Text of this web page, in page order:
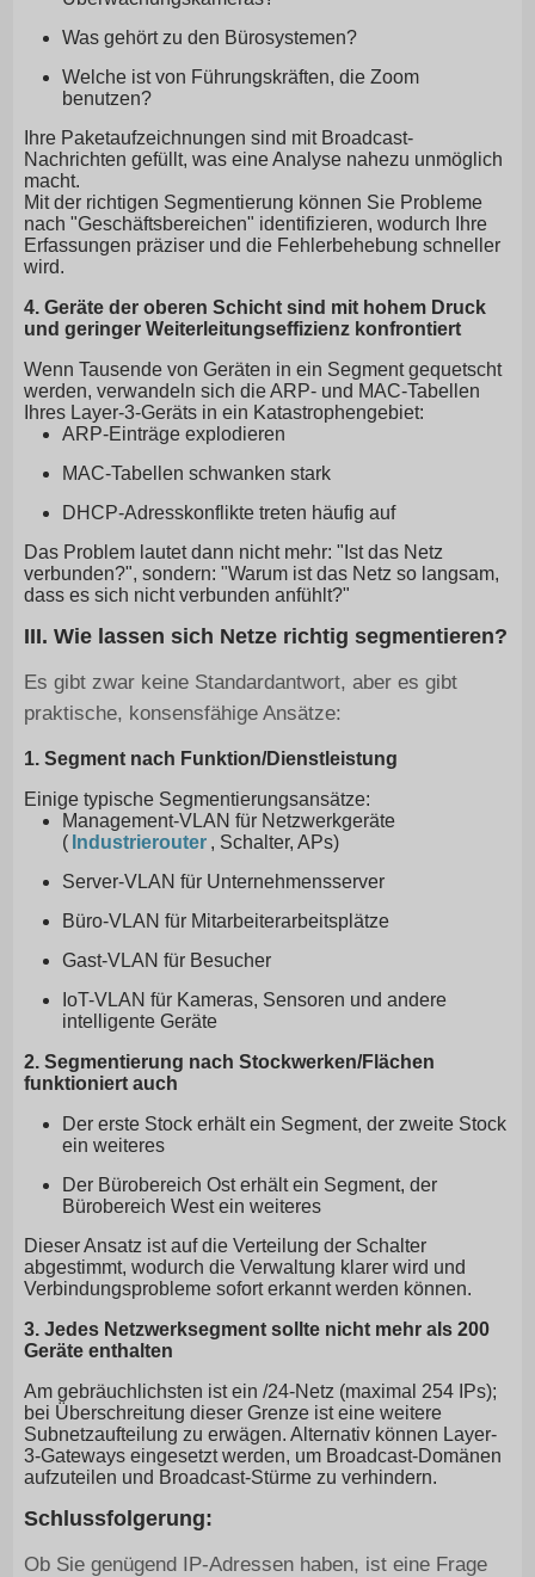
Was gehört zu den Bürosystemen?
Welche ist von Führungskräften, die Zoom
benutzen?
Ihre Paketaufzeichnungen sind mit Broadcast-
Nachrichten gefüllt, was eine Analyse nahezu unmöglich
macht.
Mit der richtigen Segmentierung können Sie Probleme
nach "Geschäftsbereichen" identifizieren, wodurch Ihre
Erfassungen präziser und die Fehlerbehebung schneller
wird.
4. Geräte der oberen Schicht sind mit hohem Druck
und geringer Weiterleitungseffizienz konfrontiert
Wenn Tausende von Geräten in ein Segment gequetscht
werden, verwandeln sich die ARP- und MAC-Tabellen
Ihres Layer-3-Geräts in ein Katastrophengebiet:
ARP-Einträge explodieren
MAC-Tabellen schwanken stark
DHCP-Adresskonflikte treten häufig auf
Das Problem lautet dann nicht mehr: "Ist das Netz
verbunden?", sondern: "Warum ist das Netz so langsam,
dass es sich nicht verbunden anfühlt?"
III. Wie lassen sich Netze richtig segmentieren?
Es gibt zwar keine Standardantwort, aber es gibt
praktische, konsensfähige Ansätze:
1. Segment nach Funktion/Dienstleistung
Einige typische Segmentierungsansätze:
Management-VLAN für Netzwerkgeräte
( Industrierouter , Schalter, APs)
Server-VLAN für Unternehmensserver
Büro-VLAN für Mitarbeiterarbeitsplätze
Gast-VLAN für Besucher
IoT-VLAN für Kameras, Sensoren und andere
intelligente Geräte
2. Segmentierung nach Stockwerken/Flächen
funktioniert auch
Der erste Stock erhält ein Segment, der zweite Stock
ein weiteres
Der Bürobereich Ost erhält ein Segment, der
Bürobereich West ein weiteres
Dieser Ansatz ist auf die Verteilung der Schalter
abgestimmt, wodurch die Verwaltung klarer wird und
Verbindungsprobleme sofort erkannt werden können.
3. Jedes Netzwerksegment sollte nicht mehr als 200
Geräte enthalten
Am gebräuchlichsten ist ein /24-Netz (maximal 254 IPs);
bei Überschreitung dieser Grenze ist eine weitere
Subnetzaufteilung zu erwägen. Alternativ können Layer-
3-Gateways eingesetzt werden, um Broadcast-Domänen
aufzuteilen und Broadcast-Stürme zu verhindern.
Schlussfolgerung:
Ob Sie genügend IP-Adressen haben, ist eine Frage